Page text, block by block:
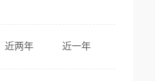
近两年 近一年